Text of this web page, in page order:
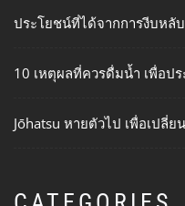
ประโยชน์ที่ได้จากการงีบหลั
10 เหตุผลที่ควรดื่มน้ำ เพื่อป
Jōhatsu หายตัวไป เพื่อเปลี่